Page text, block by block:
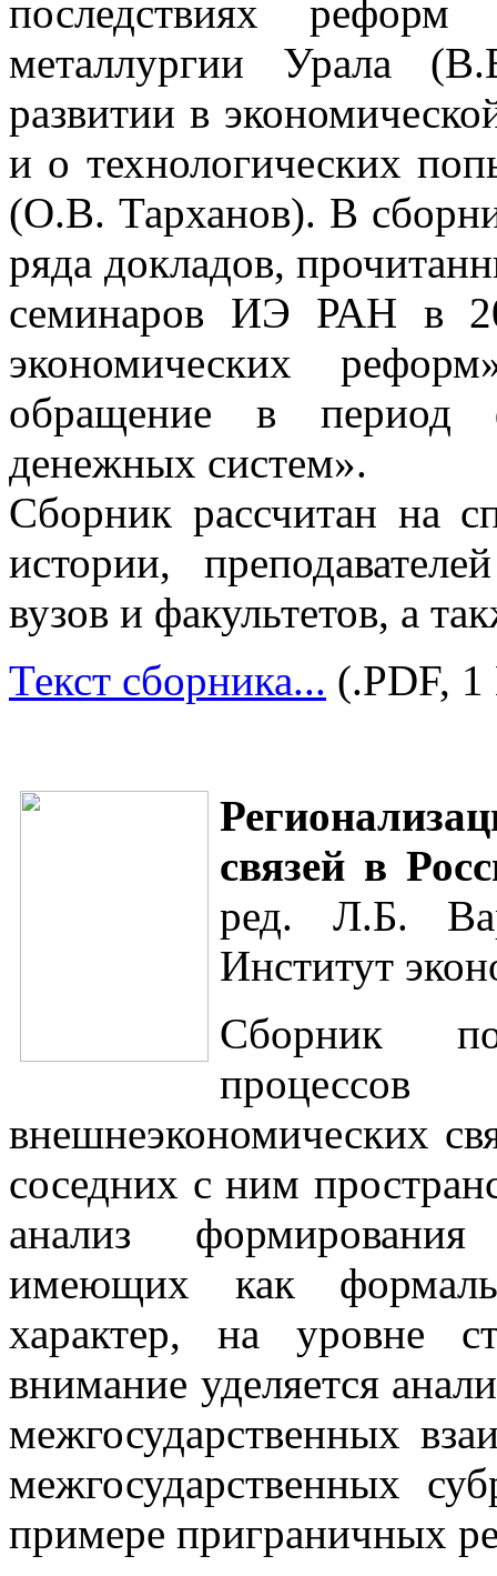
последствиях
металлургии Урала
развитии в
и о технологических
(О.В. Тарханов). В
ряда докладов,
семинаров ИЭ РАН в
экономических
обращение в период
денежных систем».
Сборник рассчитан на
истории,
вузов и факультетов, а
Текст сборника... (.PDF,
связей в
ред. Л.Б.
Институт
Сборник
внешнеэкономических
соседних с ним
анализ
имеющих как
характер, на уровне
внимание уделяется
межгосударственных
межгосударственных
примере приграничных